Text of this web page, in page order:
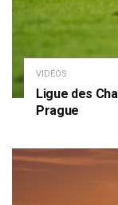
VIDÉOS
Ligue des
Prague